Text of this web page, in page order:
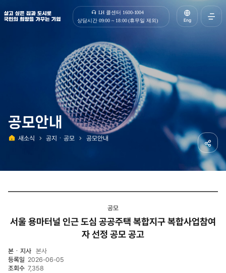
살고 싶은 집과 도시로 국민의 희망을 가꾸는 기업 | 한국토지주택공사
LH 콜센터 1600-1004
상담시간 09:00 ~ 18:00 (휴무일 제외)
Eng
열기
공모안내
새소식 공지ㆍ공모 공모안내
공유
공모
서울 용마터널 인근 도심 공공주택 복합지구 복합사업참여
자 선정 공모 공고
본ㆍ지사 본사
등록일 2026-06-05
조회수 7,358